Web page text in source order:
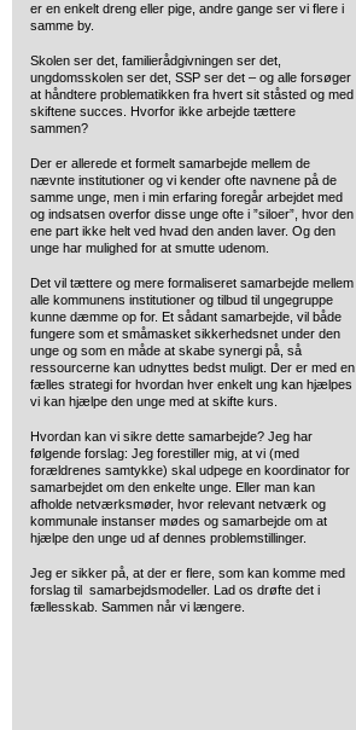
er en enkelt dreng eller pige, andre gange ser vi flere i
samme by.
Skolen ser det, familierådgivningen ser det,
ungdomsskolen ser det, SSP ser det – og alle forsøger
at håndtere problematikken fra hvert sit ståsted og med
skiftene succes. Hvorfor ikke arbejde tættere
sammen?
Der er allerede et formelt samarbejde mellem de
nævnte institutioner og vi kender ofte navnene på de
samme unge, men i min erfaring foregår arbejdet med
og indsatsen overfor disse unge ofte i ”siloer”, hvor den
ene part ikke helt ved hvad den anden laver. Og den
unge har mulighed for at smutte udenom.
Det vil tættere og mere formaliseret samarbejde mellem
alle kommunens institutioner og tilbud til ungegruppe
kunne dæmme op for. Et sådant samarbejde, vil både
fungere som et småmasket sikkerhedsnet under den
unge og som en måde at skabe synergi på, så
ressourcerne kan udnyttes bedst muligt. Der er med en
fælles strategi for hvordan hver enkelt ung kan hjælpes
vi kan hjælpe den unge med at skifte kurs.
Hvordan kan vi sikre dette samarbejde? Jeg har
følgende forslag: Jeg forestiller mig, at vi (med
forældrenes samtykke) skal udpege en koordinator for
samarbejdet om den enkelte unge. Eller man kan
afholde netværksmøder, hvor relevant netværk og
kommunale instanser mødes og samarbejde om at
hjælpe den unge ud af dennes problemstillinger.
Jeg er sikker på, at der er flere, som kan komme med
forslag til samarbejdsmodeller. Lad os drøfte det i
fællesskab. Sammen når vi længere.